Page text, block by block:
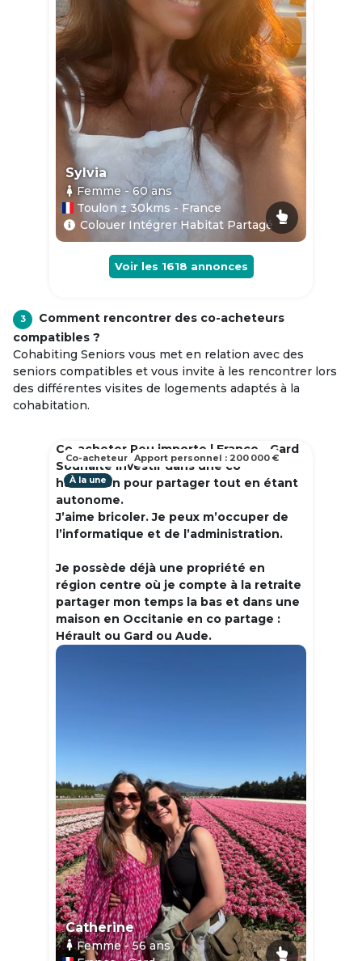
Sylvia
Femme - 60ans
Toulon ± 30kms - France
Colouer Intégrer Habitat Partagé
Voir les 1618 annonces
3
Comment rencontrer des co-acheteurs
compatibles ?
Cohabiting Seniors vous met en relation avec des
seniors compatibles et vous invite à les rencontrer lors
des différentes visites de logements adaptés à la
cohabitation.
Co-acheter Peu importe | France - Gard
Souhaite investir dans une co
habitation pour partager tout en étant
autonome.
J’aime bricoler. Je peux m’occuper de
l’informatique et de l’administration.
Je possède déjà une propriété en
région centre où je compte à la retraite
partager mon temps la bas et dans une
maison en Occitanie en co partage :
Hérault ou Gard ou Aude.
À la une
Catherine
Femme- 56ans
Co-acheteur Apport personnel : 200 000 €